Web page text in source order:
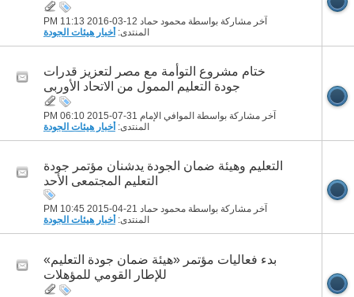
آخر مشاركة بواسطة محمود حماد 12-03-2016
11:13 PM
المنتدى: أخبار هيئات الجودة
ختام مشروع التوأمة مع مصر لتعزيز قدرات
جودة التعليم الممول من الاتحاد الأوربى
آخر مشاركة بواسطة الموافي الإمام 31-07-2015
06:10 PM
المنتدى: أخبار هيئات الجودة
التعليم وهيئة ضمان الجودة يدشنان مؤتمر جودة
التعليم المجتمعى الأحد
آخر مشاركة بواسطة محمود حماد 21-04-2015
10:45 PM
المنتدى: أخبار هيئات الجودة
بدء فعاليات مؤتمر «هيئة ضمان جودة التعليم»
للإطار القومي للمؤهلات